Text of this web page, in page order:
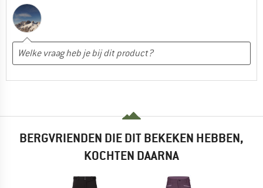
BERGVRIENDEN DIE DIT BEKEKEN HEBBEN,
KOCHTEN DAARNA